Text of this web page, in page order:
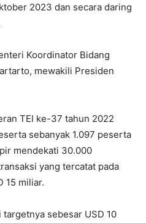
2023 dan secara daring
Koordinator Bidang
mewakili Presiden
TEI ke-37 tahun 2022
sebanyak 1.097 peserta
mendekati 30.000
yang tercatat pada
15 miliar.
sebesar USD 10